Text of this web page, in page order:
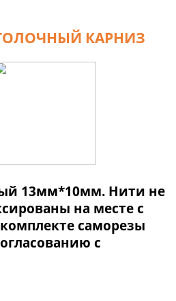
КАРНИЗ
13мм*10мм. Нити не
на месте с
саморезы
с